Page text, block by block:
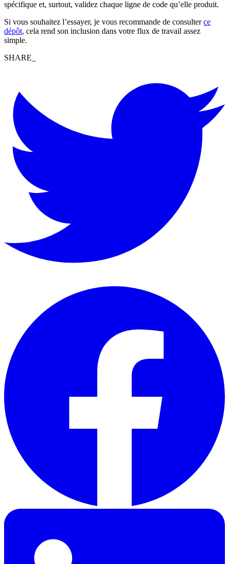
spécifique et, surtout, validez chaque ligne de code qu’elle produit.
Si vous souhaitez l’essayer, je vous recommande de consulterce
dépôt, cela rend son inclusion dans votre flux de travail assez
simple.
SHARE_